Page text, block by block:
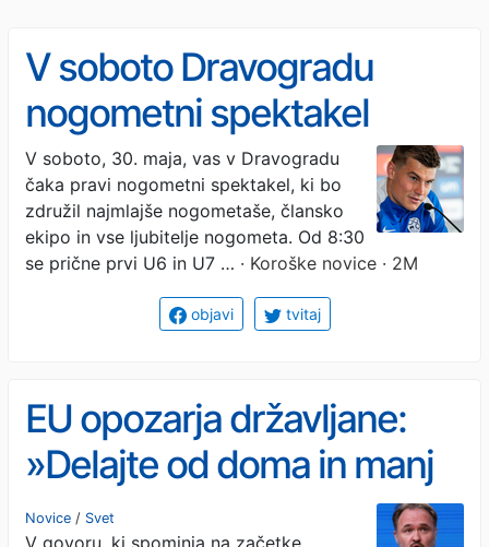
V soboto Dravogradu
nogometni spektakel
V soboto, 30. maja, vas v Dravogradu
čaka pravi nogometni spektakel, ki bo
združil najmlajše nogometaše, člansko
ekipo in vse ljubitelje nogometa. Od 8:30
se prične prvi U6 in U7 … · Koroške novice · 2M
objavi tvitaj
EU opozarja državljane:
»Delajte od doma in manj
potujte. Povratka v
Novice / Svet
V govoru, ki spominja na začetke